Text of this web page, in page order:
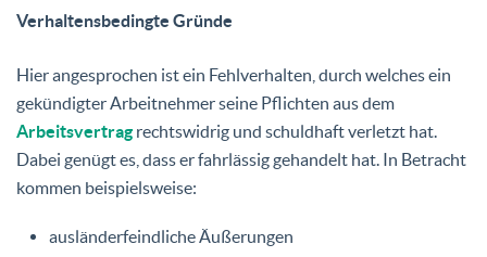
Verhaltensbedingte Gründe
Hier angesprochen ist ein Fehlverhalten, durch welches ein
gekündigter Arbeitnehmer seine Pflichten aus dem
Arbeitsvertragrechtswidrig und schuldhaft verletzt hat.
Dabei genügt es, dass er fahrlässig gehandelt hat. In Betracht
kommen beispielsweise:
ausländerfeindliche Äußerungen